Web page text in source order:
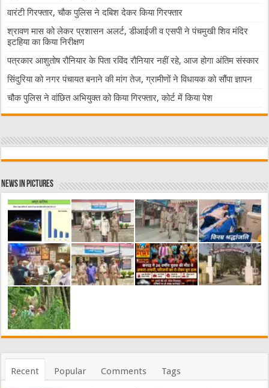
वारंटी गिरफ्तार, चौक पुलिस ने दबिश देकर किया गिरफ्तार
श्रावण मास को लेकर प्रशासन अलर्ट, डीआईजी व एसपी ने पंचमुखी शिव मंदिर
इटहिया का किया निरीक्षण
पत्रकार आशुतोष रौनियार के पिता रविंद रौनियार नहीं रहे, आज होगा अंतिम संस्कार
सिंदुरिया को नगर पंचायत बनाने की मांग तेज, ग्रामीणों ने विधायक को सौंपा ज्ञापन
चौक पुलिस ने वांछित अभियुक्त को किया गिरफ्तार, कोर्ट में किया पेश
News in Pictures
Recent Popular Comments Tags